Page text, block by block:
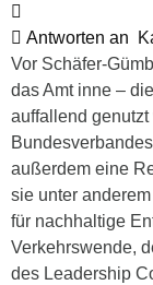
Antworten an
Vor Schäfer-
das Amt inne –
auffallend
außerdem eine
sie unter
für nachhaltige
Verkehrswende,
des Leadership